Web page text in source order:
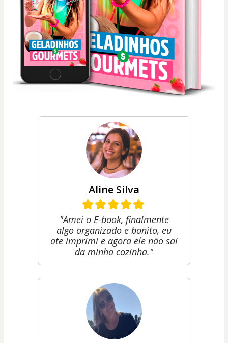
Aline Silva
"Amei o E-book, finalmente
algo organizado e bonito, eu
ate imprimi e agora ele não sai
da minha cozinha."